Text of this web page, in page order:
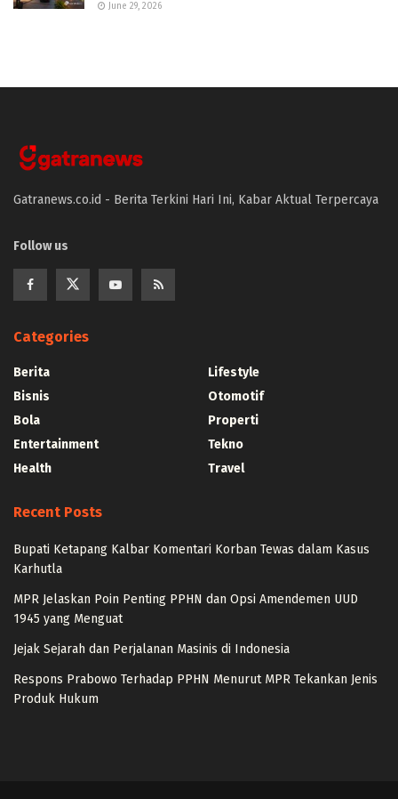
June 29, 2026
Gatranews.co.id - Berita Terkini Hari Ini, Kabar Aktual Terpercaya
Follow us
Categories
Berita
Bisnis
Bola
Entertainment
Health
Lifestyle
Otomotif
Properti
Tekno
Travel
Recent Posts
Bupati Ketapang Kalbar Komentari Korban Tewas dalam Kasus
Karhutla
MPR Jelaskan Poin Penting PPHN dan Opsi Amendemen UUD
1945 yang Menguat
Jejak Sejarah dan Perjalanan Masinis di Indonesia
Respons Prabowo Terhadap PPHN Menurut MPR Tekankan Jenis
Produk Hukum